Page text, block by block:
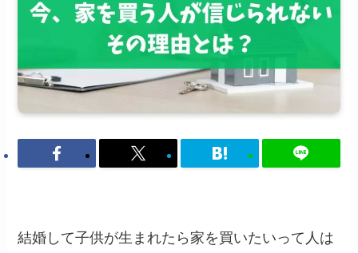
結婚して子供が生まれたら家を買いたいって人は